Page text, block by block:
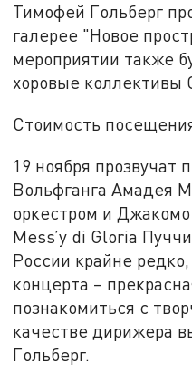
Тимофей Гольберг
галерее "Новое
мероприятии также
хоровые коллективы
Стоимость
19 ноября прозвучат
Вольфганга Амадея
оркестром и
Mess’у di Gloria
России крайне
концерта –
познакомиться с
качестве дирижера
Гольберг.